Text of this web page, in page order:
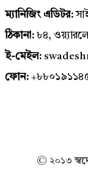
ম্যানিজিং এডিটর:
ঠিকানা: ৮৪,
ই-মেইল:
ফোন:
© ২০১৩